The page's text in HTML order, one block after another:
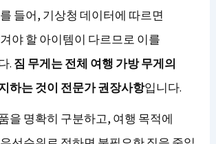
들어, 기상청 데이터에 따르면
야 할 아이템이 다르므로 이를
. 짐 무게는 전체 여행 가방 무게의
하는 것이 전문가 권장사항입니다.
을 명확히 구분하고, 여행 목적에